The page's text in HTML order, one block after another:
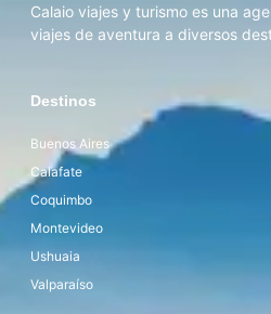
Calaio viajes y turismo es una
viajes de aventura a diversos
Destinos
Buenos Aires
Calafate
Coquimbo
Montevideo
Ushuaia
Valparaíso